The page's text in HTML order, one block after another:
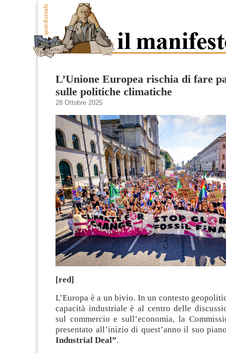
L’Unione Europea rischia di fare
sulle politiche climatiche
28 Ottobre 2025
[red]
L’Europa è a un bivio. In un contesto
capacità industriale è al centro delle
sul commercio e sull’economia, la
presentato all’inizio di quest’anno il suo
Industrial Deal”.